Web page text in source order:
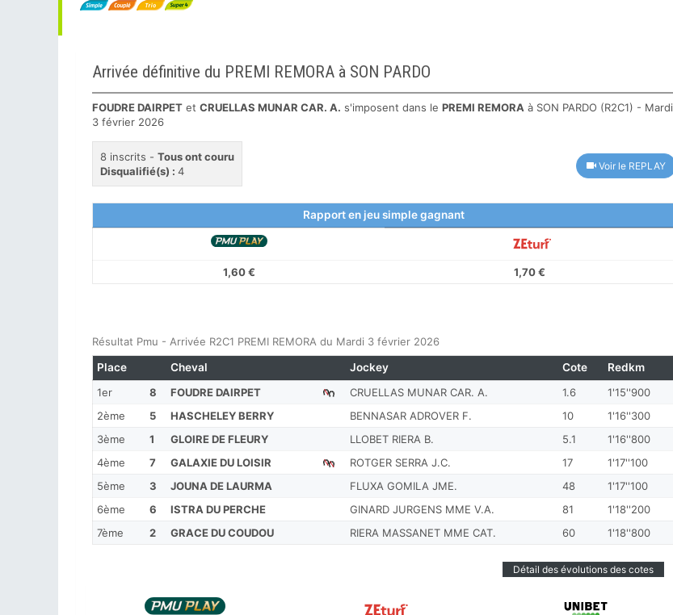
Arrivée définitive du PREMI REMORA à SON PARDO
FOUDRE DAIRPET et CRUELLAS MUNAR CAR. A. s'imposent dans le PREMI REMORA à SON PARDO (R2C1) - Mardi
3 février 2026
8 inscrits - Tous ont couru
Disqualifié(s) : 4 Voir le REPLAY
Rapport en jeu simple gagnant
1,60 € 1,70 €
Résultat Pmu - Arrivée R2C1 PREMI REMORA du Mardi 3 février 2026
1er 8 FOUDRE DAIRPET CRUELLAS MUNAR CAR. A. 1.6
1'15''900
2ème
5 HASCHELEY BERRY BENNASAR ADROVER F. 10
1'16''300
3ème
1 GLOIRE DE FLEURY LLOBET RIERA B. 5.1
1'16''800
4ème
7 GALAXIE DU LOISIR ROTGER SERRA J.C. 17
1'17''100
5ème
3 JOUNA DE LAURMA FLUXA GOMILA JME. 48
1'17''100
6ème
6 ISTRA DU PERCHE GINARD JURGENS MME V.A. 81
1'18''200
7ème
2 GRACE DU COUDOU RIERA MASSANET MME CAT. 60 1'18''800
Place Cheval Jockey Cote Redkm
Détail des évolutions des cotes